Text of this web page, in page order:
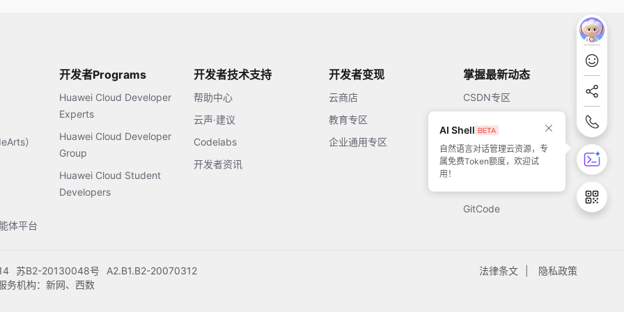
AI Shell
自然语言对话管理云资源，专
属免费Token额度，欢迎试
用！
）
体平台
开发者Programs
Huawei Cloud Developer
Experts
Huawei Cloud Developer
Group
Huawei Cloud Student
Developers
开发者技术支持
帮助中心
云声·建议
Codelabs
开发者资讯
开发者变现
云商店
教育专区
企业通用专区
掌握最新动态
CSDN专区
开源中国
51CTO
GitCode
法律条文 隐私政策
苏B2-20130048号
A2.B1.B2-20070312
务机构：新网、西数